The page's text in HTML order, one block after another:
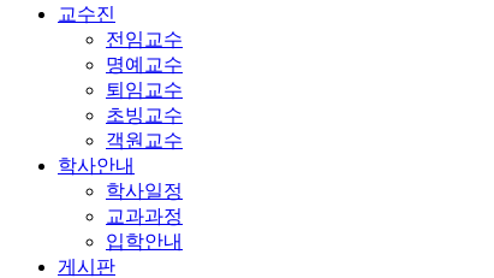
교수진
전임교수
명예교수
퇴임교수
초빙교수
객원교수
학사안내
학사일정
교과과정
입학안내
게시판